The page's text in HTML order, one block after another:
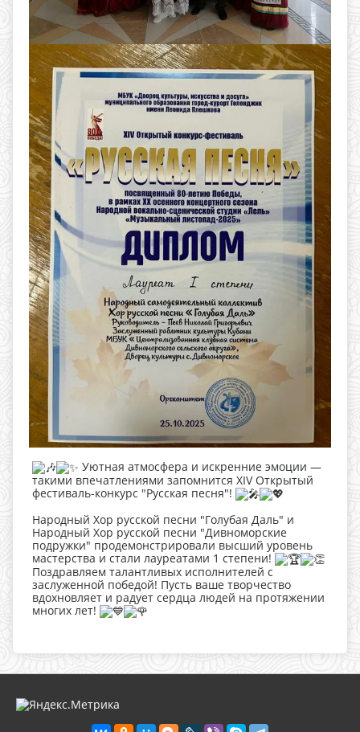
Уютная атмосфера и искренние эмоции —
такими впечатлениями запомнится XIV Открытый
фестиваль-конкурс "Русская песня"!
Народный Хор русской песни "Голубая Даль" и
Народный Хор русской песни "Дивноморские
подружки" продемонстрировали высший уровень
мастерства и стали лауреатами 1 степени!
Поздравляем талантливых исполнителей с
заслуженной победой! Пусть ваше творчество
вдохновляет и радует сердца людей на протяжении
многих лет!